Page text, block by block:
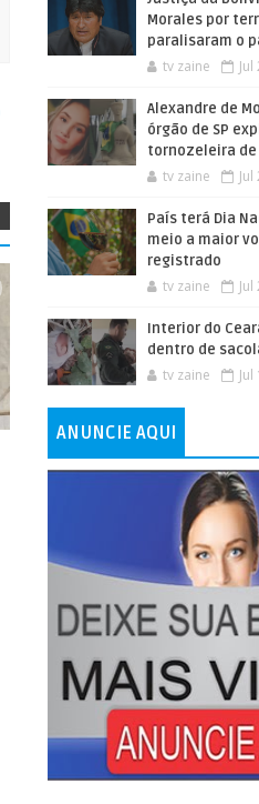
Morales por
paralisaram o
tv zaine
Alexandre de
órgão de SP
tornozeleira de
tv zaine
País terá Dia
meio a maior
registrado
tv zaine
Interior do
dentro de
tv zaine
ANUNCIE AQUI